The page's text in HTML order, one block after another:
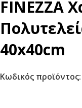
FINEZZA
40x40cm
Κωδικός προϊόντος: